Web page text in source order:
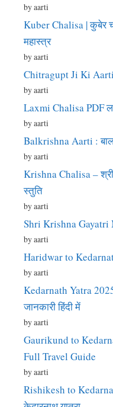
by aarti
Kuber Chalisa | कुबेर
महास्त्र
by aarti
Chitragupt Ji Ki
by aarti
Laxmi Chalisa PDF
by aarti
Balkrishna Aarti :
by aarti
Krishna Chalisa –
स्तुति
by aarti
Shri Krishna Gayatri
by aarti
Haridwar to
by aarti
Kedarnath Yatra
जानकारी हिंदी में
by aarti
Gaurikund to
Full Travel Guide
by aarti
Rishikesh to